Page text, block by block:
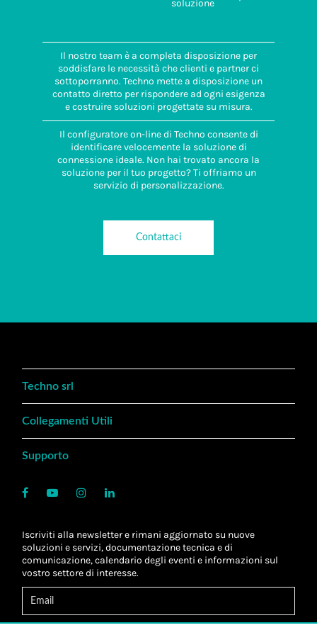
soluzione
Il nostro team è a completa disposizione per
soddisfare le necessità che clienti e partner ci
sottoporranno. Techno mette a disposizione un
contatto diretto per rispondere ad ogni esigenza
e costruire soluzioni progettate su misura.
Il configuratore on-line di Techno consente di
identificare velocemente la soluzione di
connessione ideale. Non hai trovato ancora la
soluzione per il tuo progetto? Ti offriamo un
servizio di personalizzazione.
Contattaci
Techno srl
Collegamenti Utili
Supporto
Iscriviti alla newsletter e rimani aggiornato su nuove
soluzioni e servizi, documentazione tecnica e di
comunicazione, calendario degli eventi e informazioni sul
vostro settore di interesse.